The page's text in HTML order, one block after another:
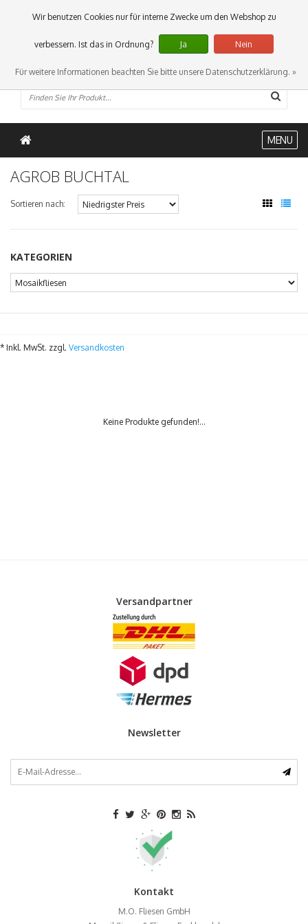
0 Artikel
MENU
AGROB BUCHTAL
Sortieren nach:
KATEGORIEN
* Inkl. MwSt. zzgl. Versandkosten
Keine Produkte gefunden!...
Versandpartner
Newsletter
Kontakt
M.O. Fliesen GmbH
Wir benutzen Cookies nur für interne Zwecke um den Webshop zu
verbessern. Ist das in Ordnung? Ja Nein
Für weitere Informationen beachten Sie bitte unsere Datenschutzerklärung. »